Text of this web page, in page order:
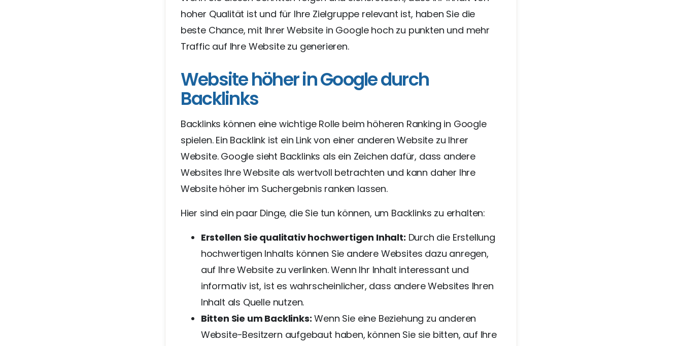
hoher Qualität ist und für Ihre Zielgruppe relevant ist, haben Sie die
beste Chance, mit Ihrer Website in Google hoch zu punkten und mehr
Traffic auf Ihre Website zu generieren.
Website höher in Google durch
Backlinks
Backlinks können eine wichtige Rolle beim höheren Ranking in Google
spielen. Ein Backlink ist ein Link von einer anderen Website zu Ihrer
Website. Google sieht Backlinks als ein Zeichen dafür, dass andere
Websites Ihre Website als wertvoll betrachten und kann daher Ihre
Website höher im Suchergebnis ranken lassen.
Hier sind ein paar Dinge, die Sie tun können, um Backlinks zu erhalten:
Erstellen Sie qualitativ hochwertigen Inhalt: Durch die Erstellung
hochwertigen Inhalts können Sie andere Websites dazu anregen,
auf Ihre Website zu verlinken. Wenn Ihr Inhalt interessant und
informativ ist, ist es wahrscheinlicher, dass andere Websites Ihren
Inhalt als Quelle nutzen.
Bitten Sie um Backlinks: Wenn Sie eine Beziehung zu anderen
Website-Besitzern aufgebaut haben, können Sie sie bitten, auf Ihre